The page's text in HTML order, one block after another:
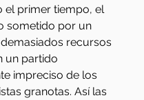
el primer tiempo, el
sometido por un
recursos
un partido
impreciso de los
granotas. Así las